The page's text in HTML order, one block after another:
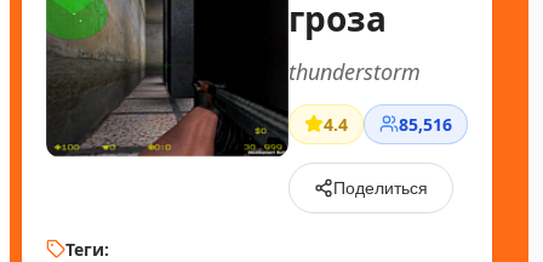
гроза
thunderstorm
4.4 85,516
Поделиться
Теги: